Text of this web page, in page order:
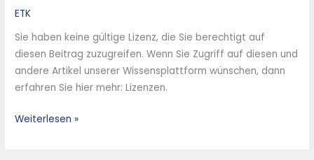
ETK
Sie haben keine gültige Lizenz, die Sie berechtigt auf
diesen Beitrag zuzugreifen. Wenn Sie Zugriff auf diesen und
andere Artikel unserer Wissensplattform wünschen, dann
erfahren Sie hier mehr: Lizenzen.
ciepła
instalacjach
tpok
Weiterlesen »